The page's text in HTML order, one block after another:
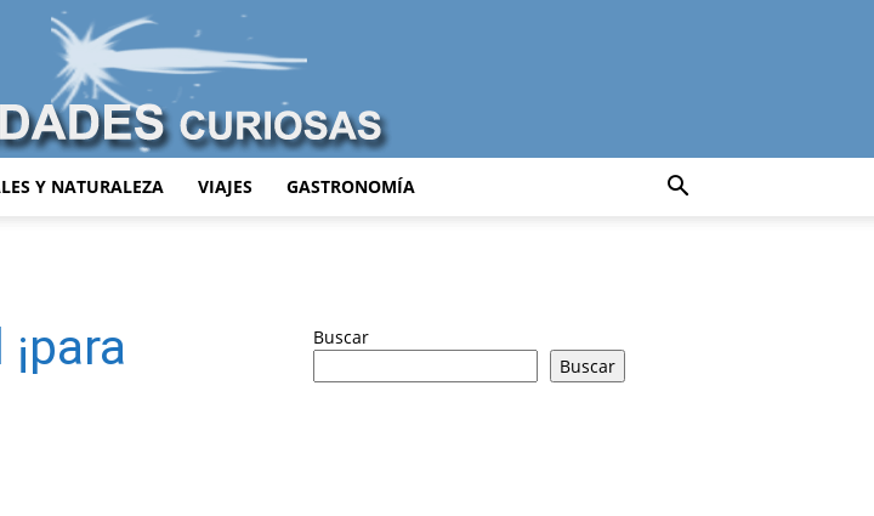
Y NATURALEZA VIAJES GASTRONOMÍA
Buscar
Buscar